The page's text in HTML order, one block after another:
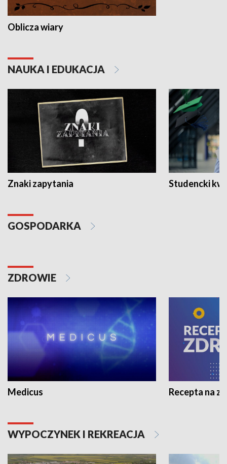
Oblicza wiary
NAUKA I EDUKACJA
Znaki zapytania Studencki
GOSPODARKA
ZDROWIE
Medicus Recepta na
WYPOCZYNEK I REKREACJA